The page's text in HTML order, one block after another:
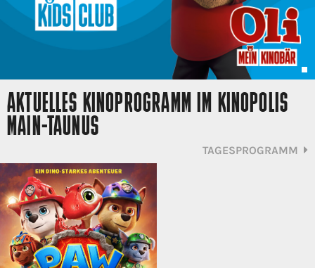
AKTUELLES KINOPROGRAMM IM KINOPOLIS
MAIN-TAUNUS
TAGESPROGRAMM